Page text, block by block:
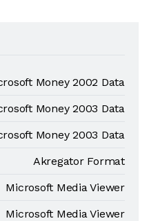
Money 2002 Data
Money 2003 Data
Money 2003 Data
Akregator Format
Microsoft Media Viewer
Microsoft Media Viewer